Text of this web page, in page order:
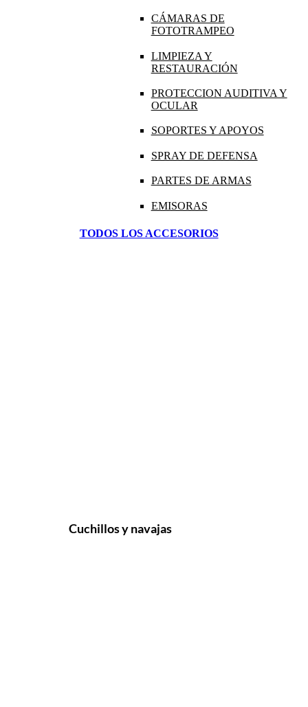
CÁMARAS DE
FOTOTRAMPEO
LIMPIEZA Y
RESTAURACIÓN
PROTECCION AUDITIVA Y
OCULAR
SOPORTES Y APOYOS
SPRAY DE DEFENSA
PARTES DE ARMAS
EMISORAS
TODOS LOS ACCESORIOS
Cuchillos y navajas